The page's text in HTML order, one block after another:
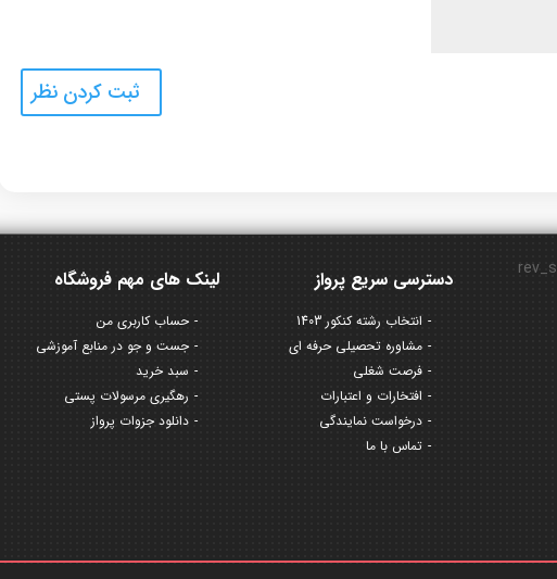
لینک های مهم فروشگاه
حساب کاربری من
جست و جو در منابع آموزشی
سبد خرید
رهگیری مرسولات پستی
دانلود جزوات پرواز
دسترسی سریع پرواز
انتخاب رشته کنکور 1403
مشاوره تحصیلی حرفه ای
فرصت شغلی
افتخارات و اعتبارات
درخواست نمایندگی
تماس با ما